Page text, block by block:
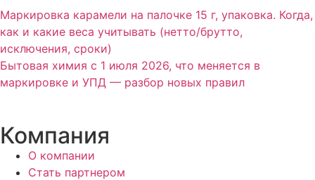
Маркировка карамели на палочке 15 г, упаковка. Когда,
как и какие веса учитывать (нетто/брутто,
исключения, сроки)
Бытовая химия с 1 июля 2026, что меняется в
маркировке и УПД — разбор новых правил
Компания
О компании
Стать партнером